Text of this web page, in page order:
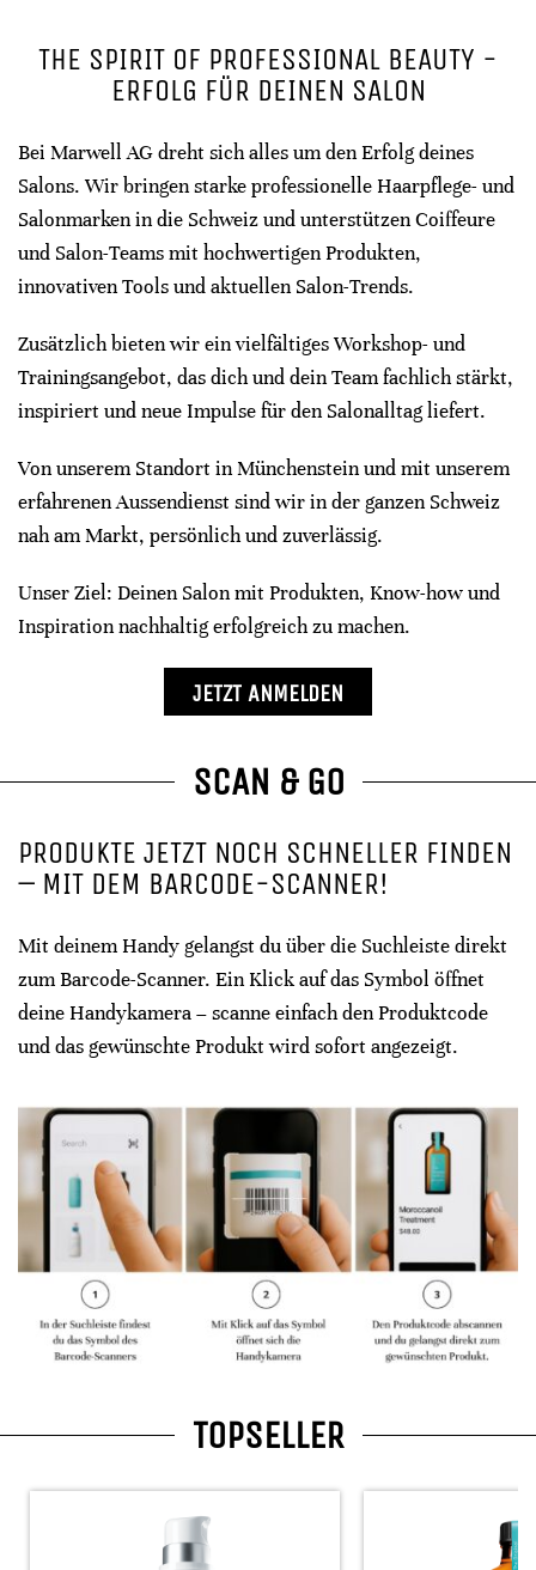
THE SPIRIT OF PROFESSIONAL BEAUTY -
ERFOLG FÜR DEINEN SALON
Bei Marwell AG dreht sich alles um den Erfolg deines
Salons. Wir bringen starke professionelle Haarpflege- und
Salonmarken in die Schweiz und unterstützen Coiffeure
und Salon-Teams mit hochwertigen Produkten,
innovativen Tools und aktuellen Salon-Trends.
Zusätzlich bieten wir ein vielfältiges Workshop- und
Trainingsangebot, das dich und dein Team fachlich stärkt,
inspiriert und neue Impulse für den Salonalltag liefert.
Von unserem Standort in Münchenstein und mit unserem
erfahrenen Aussendienst sind wir in der ganzen Schweiz
nah am Markt, persönlich und zuverlässig.
Unser Ziel: Deinen Salon mit Produkten, Know-how und
Inspiration nachhaltig erfolgreich zu machen.
JETZT ANMELDEN
SCAN & GO
PRODUKTE JETZT NOCH SCHNELLER FINDEN
– MIT DEM BARCODE-SCANNER!
Mit deinem Handy gelangst du über die Suchleiste direkt
zum Barcode-Scanner. Ein Klick auf das Symbol öffnet
deine Handykamera – scanne einfach den Produktcode
und das gewünschte Produkt wird sofort angezeigt.
TOPSELLER